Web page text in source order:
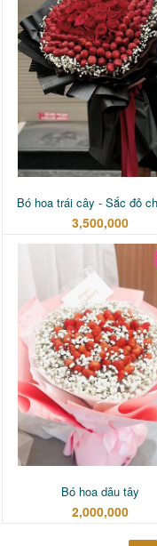
Bó hoa trái cây - Sắc đỏ
3,500,000
Bó hoa dâu tây
2,000,000